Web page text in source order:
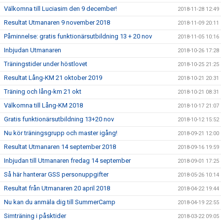
Välkomna till Luciasim den 9 december! 2018-11-28 12:49
Resultat Utmanaren 9 november 2018 2018-11-09 20:11
Påminnelse: gratis funktionärsutbildning 13 + 20 nov 2018-11-05 10:16
Inbjudan Utmanaren 2018-10-26 17:28
Träningstider under höstlovet 2018-10-25 21:25
Resultat Lång-KM 21 oktober 2019 2018-10-21 20:31
Träning och lång-km 21 okt 2018-10-21 08:31
Välkomna till Lång-KM 2018 2018-10-17 21:07
Gratis funktionärsutbildning 13+20 nov 2018-10-12 15:52
Nu kör träningsgrupp och master igång! 2018-09-21 12:00
Resultat Utmanaren 14 september 2018 2018-09-16 19:59
Inbjudan till Utmanaren fredag 14 september 2018-09-01 17:25
Så här hanterar GSS personuppgifter 2018-05-26 10:14
Resultat från Utmanaren 20 april 2018 2018-04-22 19:44
Nu kan du anmäla dig till SummerCamp 2018-04-19 22:55
Simträning i påsktider 2018-03-22 09:05